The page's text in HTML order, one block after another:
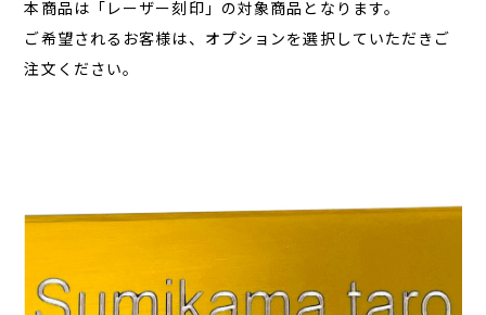
本商品は「レーザー刻印」の対象商品となります。
ご希望されるお客様は、オプションを選択していただきご
注文ください。